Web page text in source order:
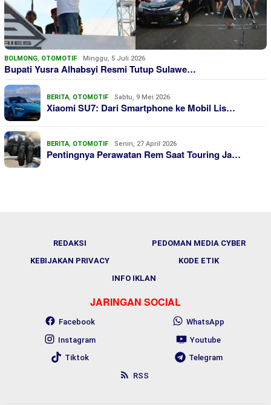
BOLMONG OTOMOTIF Minggu, 5 Juli 2026
Bupati Yusra Alhabsyi Resmi Tutup Sulawe…
BERITA OTOMOTIF Sabtu, 9 Mei 2026
Xiaomi SU7: Dari Smartphone ke Mobil Lis…
BERITA OTOMOTIF Senin, 27 April 2026
Pentingnya Perawatan Rem Saat Touring Ja…
REDAKSI
PEDOMAN MEDIA CYBER
KEBIJAKAN PRIVACY
KODE ETIK
INFO IKLAN
JARINGAN SOCIAL
Facebook
WhatsApp
Instagram
Youtube
Tiktok
Telegram
RSS